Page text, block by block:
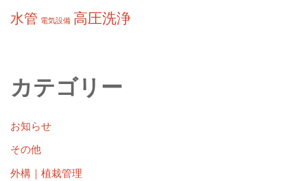
水管 電気設備 高圧洗浄
カテゴリー
お知らせ
その他
外構｜植栽管理